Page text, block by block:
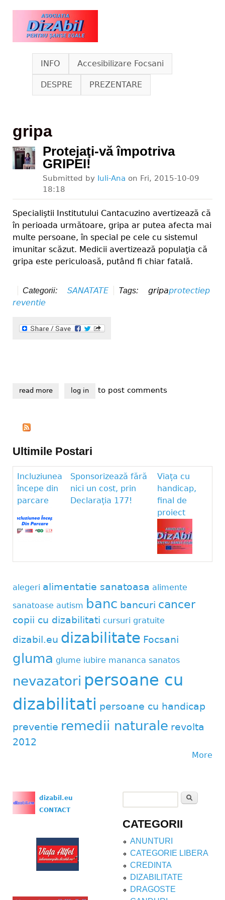
Skip to main content
www.dizabil.eu
INFO Accesibilizare Focsani
DESPRE PREZENTARE
gripa
Protejaţi-vă împotriva
GRIPEI!
Submitted by Iuli-Ana on Fri, 2015-10-09
18:18
Specialiştii Institutului Cantacuzino avertizează că
în perioada următoare, gripa ar putea afecta mai
multe persoane, în special pe cele cu sistemul
imunitar scăzut. Medicii avertizează populaţia că
gripa este periculoasă, putând fi chiar fatală.
Categorii: SANATATE Tags: gripaprotectiep
reventie
read moreabout protejaţi-vă împotriva gripei!
log in to post comments
Ultimile Postari
Incluziunea
începe din
parcare
Sponsorizează fără
nici un cost, prin
Declarația 177!
Viața cu
handicap,
final de
proiect
alegeri alimentatie sanatoasa alimente
sanatoase autism banc bancuri cancer
copii cu dizabilitati cursuri gratuite
dizabil.eu dizabilitate Focsani
gluma glume iubire mananca sanatos
nevazatori persoane cu
dizabilitati persoane cu handicap
preventie remedii naturale revolta
2012
More
dizabil.eu
CONTACT
Search form
CATEGORII
ANUNTURI
CATEGORIE LIBERA
CREDINTA
DIZABILITATE
DRAGOSTE